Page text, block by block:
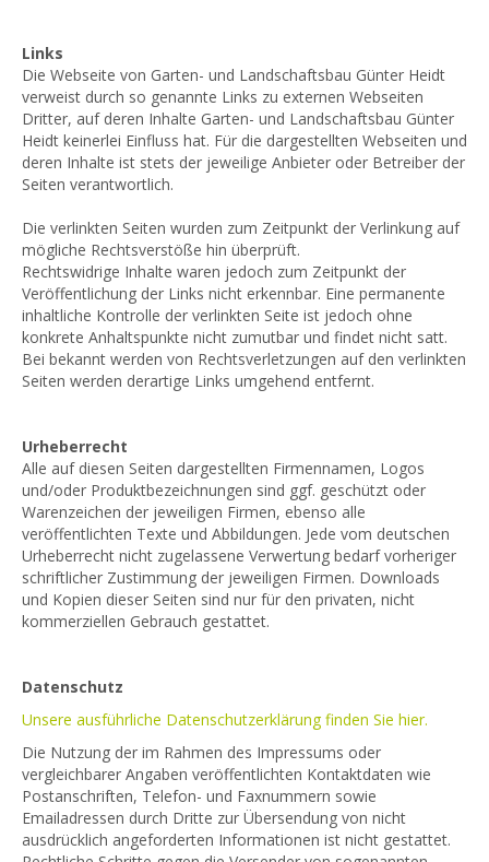
Links
Die Webseite von Garten- und Landschaftsbau Günter Heidt
verweist durch so genannte Links zu externen Webseiten
Dritter, auf deren Inhalte Garten- und Landschaftsbau Günter
Heidt keinerlei Einfluss hat. Für die dargestellten Webseiten und
deren Inhalte ist stets der jeweilige Anbieter oder Betreiber der
Seiten verantwortlich.
Die verlinkten Seiten wurden zum Zeitpunkt der Verlinkung auf
mögliche Rechtsverstöße hin überprüft.
Rechtswidrige Inhalte waren jedoch zum Zeitpunkt der
Veröffentlichung der Links nicht erkennbar. Eine permanente
inhaltliche Kontrolle der verlinkten Seite ist jedoch ohne
konkrete Anhaltspunkte nicht zumutbar und findet nicht satt.
Bei bekannt werden von Rechtsverletzungen auf den verlinkten
Seiten werden derartige Links umgehend entfernt.
Urheberrecht
Alle auf diesen Seiten dargestellten Firmennamen, Logos
und/oder Produktbezeichnungen sind ggf. geschützt oder
Warenzeichen der jeweiligen Firmen, ebenso alle
veröffentlichten Texte und Abbildungen. Jede vom deutschen
Urheberrecht nicht zugelassene Verwertung bedarf vorheriger
schriftlicher Zustimmung der jeweiligen Firmen. Downloads
und Kopien dieser Seiten sind nur für den privaten, nicht
kommerziellen Gebrauch gestattet.
Datenschutz
Unsere ausführliche Datenschutzerklärung finden Sie hier.
Die Nutzung der im Rahmen des Impressums oder
vergleichbarer Angaben veröffentlichten Kontaktdaten wie
Postanschriften, Telefon- und Faxnummern sowie
Emailadressen durch Dritte zur Übersendung von nicht
ausdrücklich angeforderten Informationen ist nicht gestattet.